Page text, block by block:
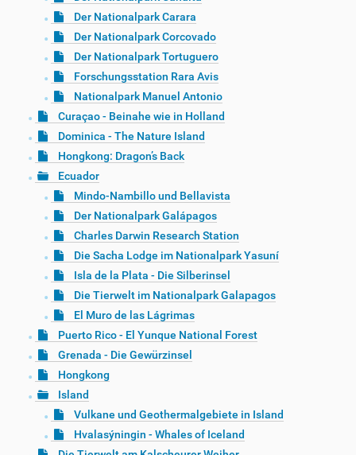
Der Nationalpark Carara
Der Nationalpark Corcovado
Der Nationalpark Tortuguero
Forschungsstation Rara Avis
Nationalpark Manuel Antonio
Curaçao - Beinahe wie in Holland
Dominica - The Nature Island
Hongkong: Dragon’s Back
Ecuador
Mindo-Nambillo und Bellavista
Der Nationalpark Galápagos
Charles Darwin Research Station
Die Sacha Lodge im Nationalpark Yasuní
Isla de la Plata - Die Silberinsel
Die Tierwelt im Nationalpark Galapagos
El Muro de las Lágrimas
Puerto Rico - El Yunque National Forest
Grenada - Die Gewürzinsel
Hongkong
Island
Vulkane und Geothermalgebiete in Island
Hvalasýningin - Whales of Iceland